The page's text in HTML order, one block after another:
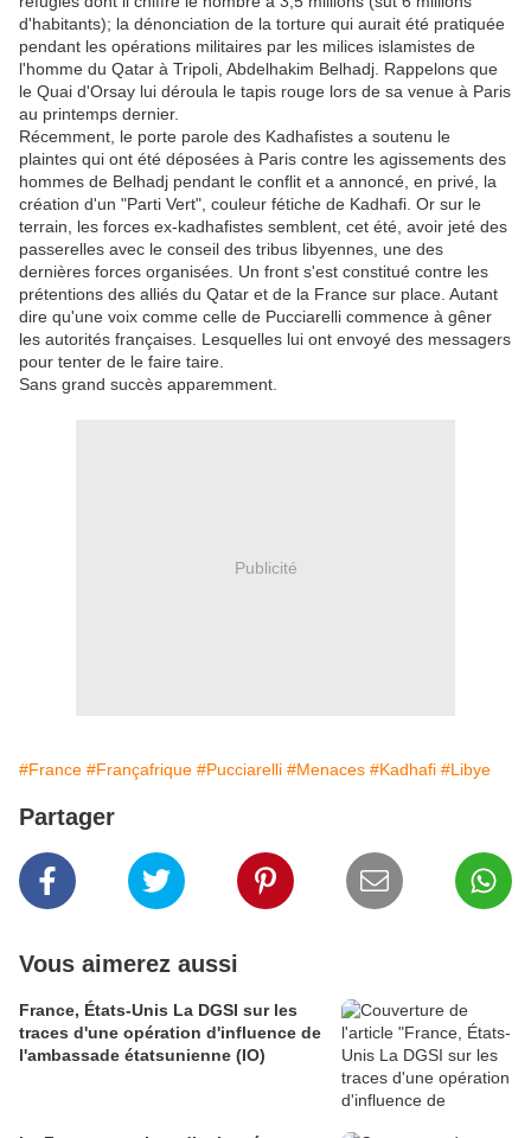
d'habitants); la dénonciation de la torture qui aurait été pratiquée
pendant les opérations militaires par les milices islamistes de
l'homme du Qatar à Tripoli, Abdelhakim Belhadj. Rappelons que
le Quai d'Orsay lui déroula le tapis rouge lors de sa venue à Paris
au printemps dernier.
Récemment, le porte parole des Kadhafistes a soutenu le
plaintes qui ont été déposées à Paris contre les agissements des
hommes de Belhadj pendant le conflit et a annoncé, en privé, la
création d'un "Parti Vert", couleur fétiche de Kadhafi. Or sur le
terrain, les forces ex-kadhafistes semblent, cet été, avoir jeté des
passerelles avec le conseil des tribus libyennes, une des
dernières forces organisées. Un front s'est constitué contre les
prétentions des alliés du Qatar et de la France sur place. Autant
dire qu'une voix comme celle de Pucciarelli commence à gêner
les autorités françaises. Lesquelles lui ont envoyé des messagers
pour tenter de le faire taire.
Sans grand succès apparemment.
Publicité
#France #Françafrique #Pucciarelli #Menaces #Kadhafi #Libye
Partager
Vous aimerez aussi
France, États-Unis La DGSI sur les
traces d'une opération d'influence de
l'ambassade étatsunienne (IO)